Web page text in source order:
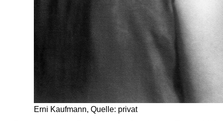
Erni Kaufmann, Quelle: privat